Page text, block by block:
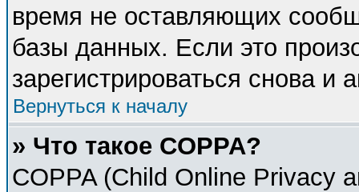
время не оставляющих
базы данных. Если это
зарегистрироваться снова и
Вернуться к началу
» Что такое COPPA?
COPPA (Child Online Privacy